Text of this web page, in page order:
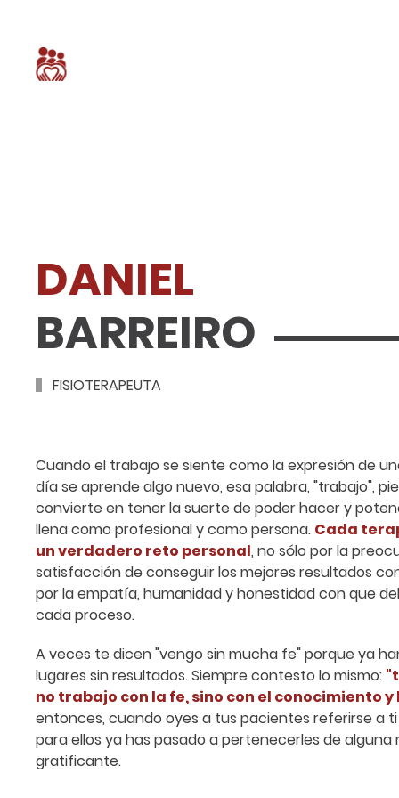
DANIEL
BARREIRO
FISIOTERAPEUTA
Cuando el trabajo se siente como la expresión de
día se aprende algo nuevo, esa palabra, "trabajo",
convierte en tener la suerte de poder hacer y
llena como profesional y como persona. Cada
un verdadero reto personal, no sólo por la
satisfacción de conseguir los mejores resultados
por la empatía, humanidad y honestidad con que
cada proceso.
A veces te dicen "vengo sin mucha fe"porque ya
lugares sin resultados. Siempre contesto lo mismo:
no trabajo con la fe, sino con el conocimiento
entonces, cuando oyes a tus pacientes referirse a
para ellos ya has pasado a pertenecerles de
gratificante.